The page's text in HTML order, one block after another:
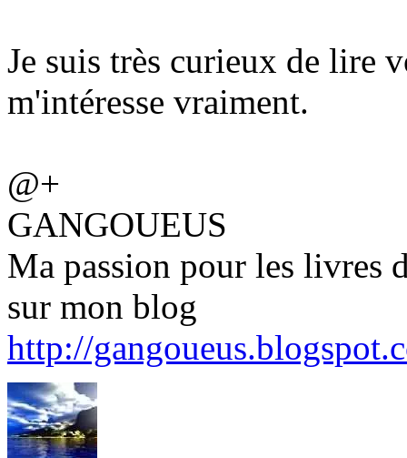
Je suis très curieux de lire
m'intéresse vraiment.
@+
GANGOUEUS
Ma passion pour les livres
sur mon blog
http://